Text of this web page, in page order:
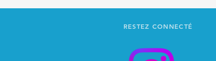
RESTEZ CONNECTÉ